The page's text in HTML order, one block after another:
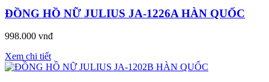
ĐỒNG HỒ NỮ JULIUS JA-1226A HÀN QUỐC
998.000 vnđ
Xem chi tiết